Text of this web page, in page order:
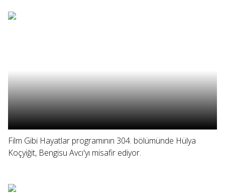
Film Gibi Hayatlar programının 304. bölümünde Hülya
Koçyiğit, Bengisu Avcı'yı misafir ediyor.